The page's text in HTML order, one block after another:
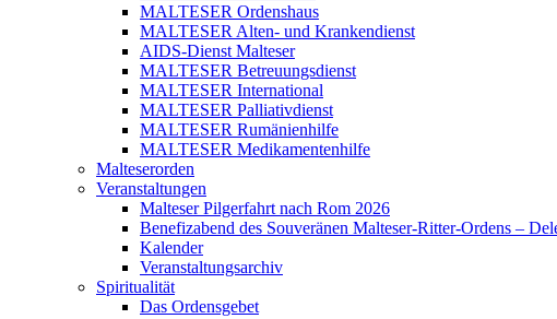
MALTESER Ordenshaus
MALTESER Alten- und Krankendienst
AIDS-Dienst Malteser
MALTESER Betreuungsdienst
MALTESER International
MALTESER Palliativdienst
MALTESER Rumänienhilfe
MALTESER Medikamentenhilfe
Malteserorden
Veranstaltungen
Malteser Pilgerfahrt nach Rom 2026
Benefizabend des Souveränen Malteser-Ritter-Ordens –
Kalender
Veranstaltungsarchiv
Spiritualität
Das Ordensgebet